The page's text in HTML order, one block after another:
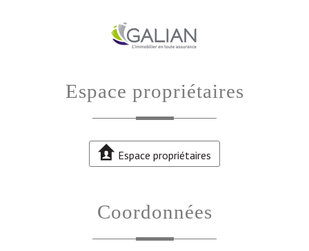
Espace propriétaires
Espace propriétaires
Coordonnées